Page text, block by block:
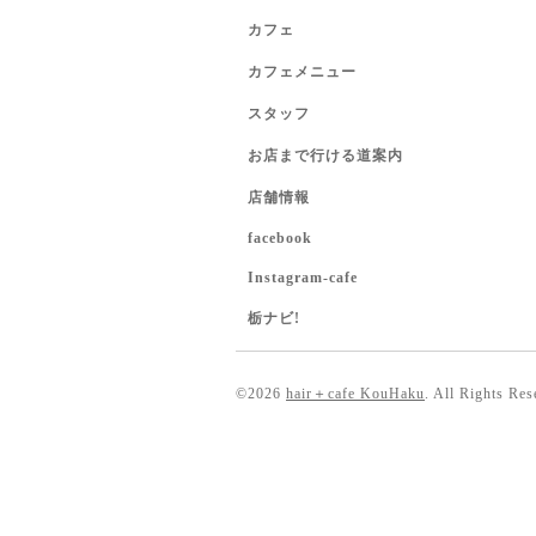
カフェ
カフェメニュー
スタッフ
お店まで行ける道案内
店舗情報
facebook
Instagram-cafe
栃ナビ!
©2026 hair＋cafe KouHaku. All Rights